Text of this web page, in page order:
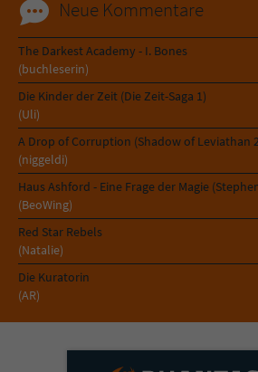
Neue Kommentare
The Darkest Academy - I. Bones
(buchleserin)
Die Kinder der Zeit (Die Zeit-Saga 1)
(Uli)
A Drop of Corruption (Shadow of Leviathan
(niggeldi)
Haus Ashford - Eine Frage der Magie
(BeoWing)
Red Star Rebels
(Natalie)
Die Kuratorin
(AR)